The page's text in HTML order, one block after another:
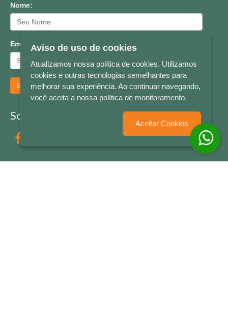
Nome:
Email:
Enviar
Socialize conosco
Aviso de uso de cookies
Atualizamos nossa política de cookies. Utilizamos
cookies e outras tecnologias semelhantes para
melhorar sua experiência. Ao continuar navegando,
você aceita a nossa política de monitoramento.
Aceitar Cookies